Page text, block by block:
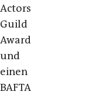
Actors
Guild
Award
und
einen
BAFTA